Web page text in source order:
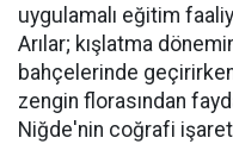
uygulamalı eğitim
Arılar; kışlatma
bahçelerinde
zengin florasından
Niğde'nin coğrafi